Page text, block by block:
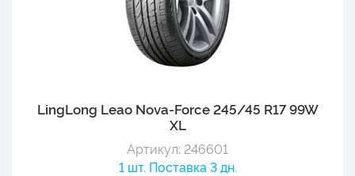
LingLong Leao Nova-Force 245/45 R17 99W
XL
Артикул: 246601
1 шт. Поставка 3 дн.